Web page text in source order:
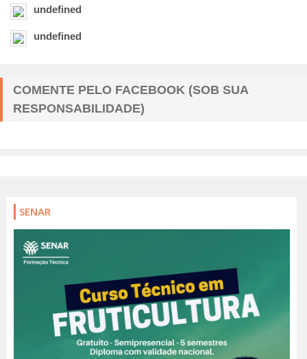
undefined
undefined
COMENTE PELO FACEBOOK (SOB SUA
RESPONSABILIDADE)
SENAR